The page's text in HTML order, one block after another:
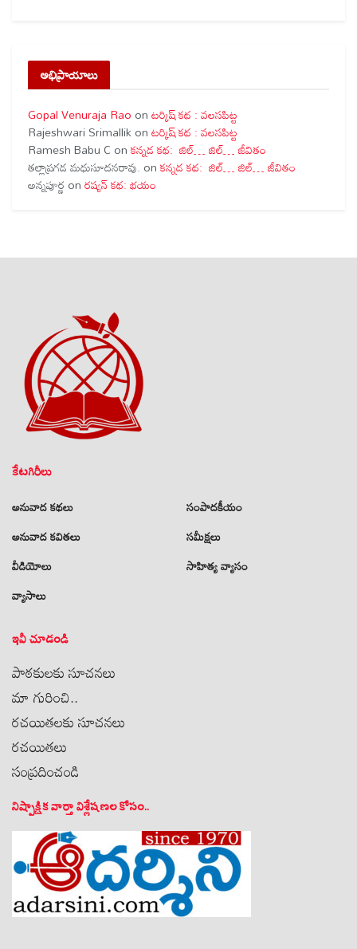
అభిప్రాయాలు
Gopal Venuraja Rao onటర్కిష్ కథ : వలసపిట్ట
Rajeshwari Srimallik onటర్కిష్ కథ : వలసపిట్ట
Ramesh Babu C onకన్నడ కథ: జిల్… జిల్… జీవితం
తల్లాప్రగడ మధుసూదనరావు. onకన్నడ కథ: జిల్… జిల్… జీవితం
అన్నపూర్ణ onరష్యన్ కథ: భయం
కేటగిరీలు
అనువాద కథలు
అనువాద కవితలు
వీడియోలు
వ్యాసాలు
సంపాదకీయం
సమీక్షలు
సాహిత్య వ్యాసం
ఇవీ చూడండి
పాఠకులకు సూచనలు
మా గురించి..
రచయితలకు సూచనలు
రచయితలు
సంప్రదించండి
నిష్పాక్షిక వార్తా విశ్లేషణల కోసం..